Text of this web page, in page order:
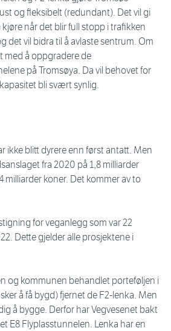
og fleksibelt (redundant). Det vil gi
når det blir full stopp i trafikken
det vil bidra til å avlaste sentrum. Om
med å oppgradere de
på Tromsøya. Da vil behovet for
bli svært synlig.
ikke blitt dyrere enn først antatt. Men
fra 2020 på 1,8 milliarder
milliarder koner. Det kommer av to
for veganlegg som var 22
Dette gjelder alle prosjektene i
og kommunen behandlet porteføljen i
å få bygd) fjernet de F2-lenka. Men
å bygge. Derfor har Vegvesenet bakt
E8 Flyplasstunnelen. Lenka har en